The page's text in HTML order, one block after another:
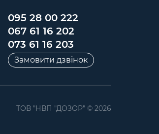
095 28 00 222
067 61 16 202
073 61 16 203
Замовити дзвінок
ТОВ "НВП "ДОЗОР" © 2026